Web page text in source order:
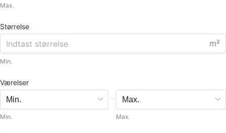
Max.
Størrelse
m²
Min.
Værelser
Min.
-
Max.